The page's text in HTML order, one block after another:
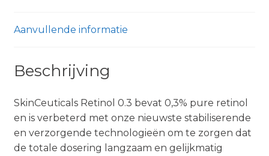
Aanvullende informatie
Beschrijving
SkinCeuticals Retinol 0.3 bevat 0,3% pure retinol
en is verbeterd met onze nieuwste stabiliserende
en verzorgende technologieën om te zorgen dat
de totale dosering langzaam en gelijkmatig